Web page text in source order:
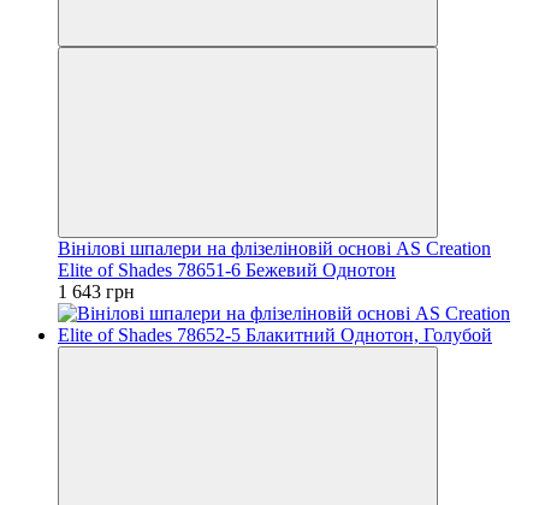
Вінілові шпалери на флізеліновій основі AS Creation
Elite of Shades 78651-6 Бежевий Однотон
1 643 грн